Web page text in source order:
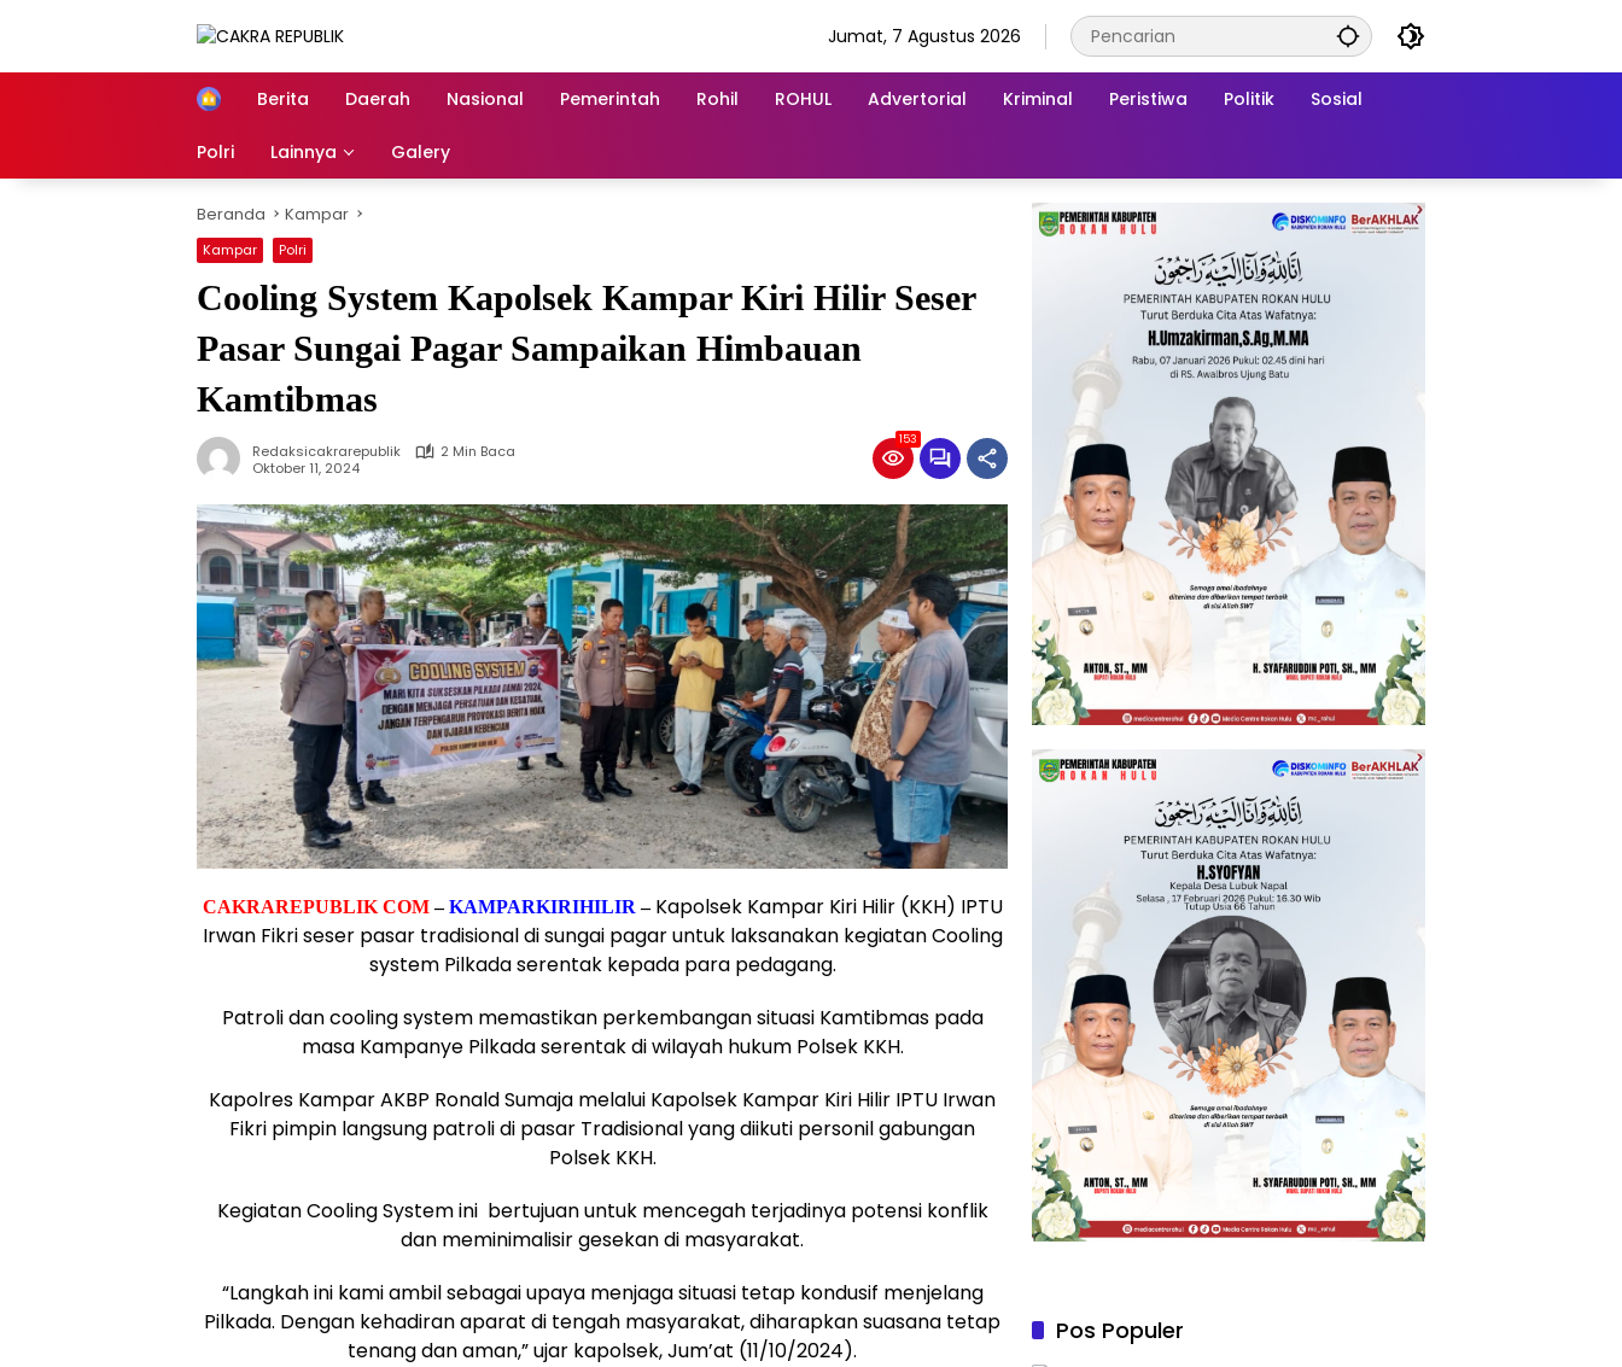
Jumat, 7 Agustus 2026
Berita Daerah Nasional Pemerintah Rohil ROHUL Advertorial Kriminal Peristiwa Politik Sosial
Polri Lainnya Galery
Beranda Kampar
Kampar Polri
Cooling System Kapolsek Kampar Kiri Hilir Seser
Pasar Sungai Pagar Sampaikan Himbauan
Kamtibmas
Redaksicakrarepublik
2 Min Baca
Oktober 11, 2024
153
CAKRAREPUBLIK COM–KAMPARKIRIHILIR –Kapolsek Kampar Kiri Hilir (KKH) IPTU
Irwan Fikriseser pasar tradisional di sungai pagar untuk laksanakan kegiatan Cooling
system Pilkada serentak kepada para pedagang.
Patroli dan cooling system memastikan perkembangan situasi Kamtibmas pada
masa Kampanye Pilkada serentak di wilayah hukum Polsek KKH.
Kapolres Kampar AKBP Ronald Sumaja melalui Kapolsek Kampar Kiri Hilir IPTU Irwan
Fikri pimpin langsung patroli di pasar Tradisional yang diikuti personil gabungan
Polsek KKH.
Kegiatan Cooling System ini bertujuan untuk mencegah terjadinya potensi konflik
dan meminimalisir gesekan di masyarakat.
“Langkah ini kami ambil sebagai upaya menjaga situasi tetap kondusif menjelang
Pilkada. Dengan kehadiran aparat di tengah masyarakat, diharapkan suasana tetap
tenang dan aman,” ujar kapolsek, Jum’at (11/10/2024).
Pos Populer